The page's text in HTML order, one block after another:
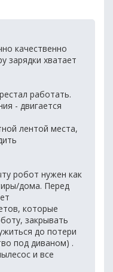
качественно
зарядки хватает
работать.
- двигается
лентой места,
робот нужен как
дома. Перед
которые
закрывать
до потери
под диваном) .
и все